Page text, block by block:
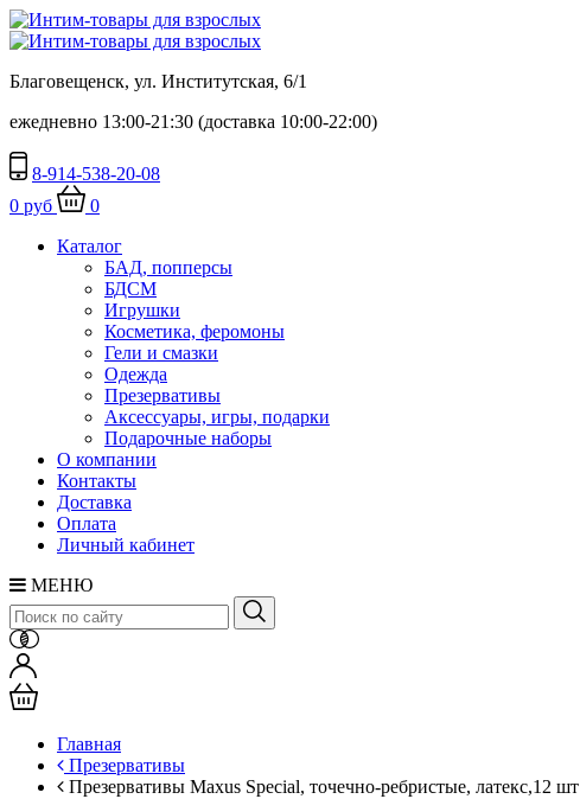
Благовещенск, ул. Институтская, 6/1
ежедневно 13:00-21:30 (доставка 10:00-22:00)
8-914-538-20-08
0 руб
0
Каталог
БАД, попперсы
БДСМ
Игрушки
Косметика, феромоны
Гели и смазки
Одежда
Презервативы
Аксессуары, игры, подарки
Подарочные наборы
О компании
Контакты
Доставка
Оплата
Личный кабинет
МЕНЮ
Главная
Презервативы
Презервативы Maxus Special, точечно-ребристые, латекс,12 шт